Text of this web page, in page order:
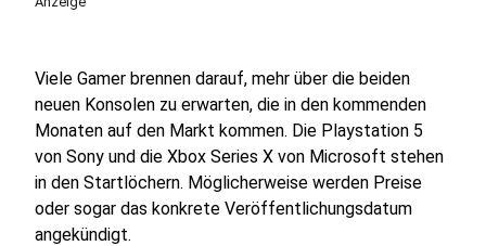
Viele Gamer brennen darauf, mehr über die beiden
neuen Konsolen zu erwarten, die in den kommenden
Monaten auf den Markt kommen. Die Playstation 5
von Sony und die Xbox Series X von Microsoft stehen
in den Startlöchern. Möglicherweise werden Preise
oder sogar das konkrete Veröffentlichungsdatum
angekündigt.